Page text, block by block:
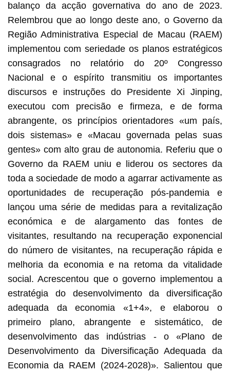
balanço da acção governativa do ano de 2023.
Relembrou que ao longo deste ano, o Governo da
Região Administrativa Especial de Macau (RAEM)
implementou com seriedade os planos estratégicos
consagrados no relatório do 20º Congresso
Nacional e o espírito transmitiu os importantes
discursos e instruções do Presidente Xi Jinping,
executou com precisão e firmeza, e de forma
abrangente, os princípios orientadores «um país,
dois sistemas» e «Macau governada pelas suas
gentes» com alto grau de autonomia. Referiu que o
Governo da RAEM uniu e liderou os sectores da
toda a sociedade de modo a agarrar activamente as
oportunidades de recuperação pós-pandemia e
lançou uma série de medidas para a revitalização
económica e de alargamento das fontes de
visitantes, resultando na recuperação exponencial
do número de visitantes, na recuperação rápida e
melhoria da economia e na retoma da vitalidade
social. Acrescentou que o governo implementou a
estratégia do desenvolvimento da diversificação
adequada da economia «1+4», e elaborou o
primeiro plano, abrangente e sistemático, de
desenvolvimento das indústrias - o «Plano de
Desenvolvimento da Diversificação Adequada da
Economia da RAEM (2024-2028)». Salientou que